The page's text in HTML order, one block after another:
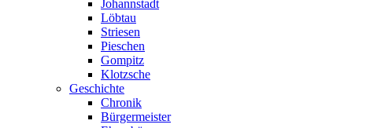
Johannstadt
Löbtau
Striesen
Pieschen
Gompitz
Klotzsche
Geschichte
Chronik
Bürgermeister